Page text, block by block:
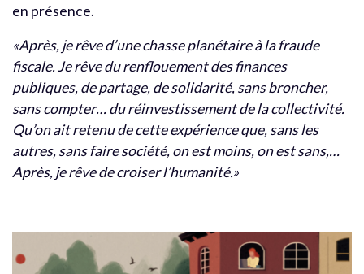
en présence.
«Après, je rêve d’une chasse planétaire à la fraude
fiscale. Je rêve du renflouement des finances
publiques, de partage, de solidarité, sans broncher,
sans compter… du réinvestissement de la collectivité.
Qu’on ait retenu de cette expérience que, sans les
autres, sans faire société, on est moins, on est sans,…
Après, je rêve de croiser l’humanité.»